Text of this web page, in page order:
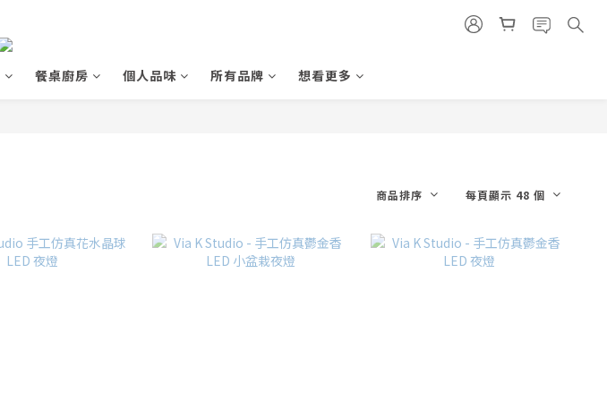
餐桌廚房 個人品味 所有品牌 想看更多
商品排序 每頁顯示 48 個